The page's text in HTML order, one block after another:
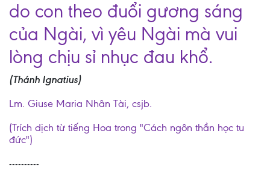
do con theo đuổi gương sáng
của Ngài, vì yêu Ngài mà vui
lòng chịu sỉ nhục đau khổ.
(Thánh Ignatius)
Lm. Giuse Maria Nhân Tài, csjb.
(Trích dịch từ tiếng Hoa trong "Cách ngôn thần học tu
đức")
----------